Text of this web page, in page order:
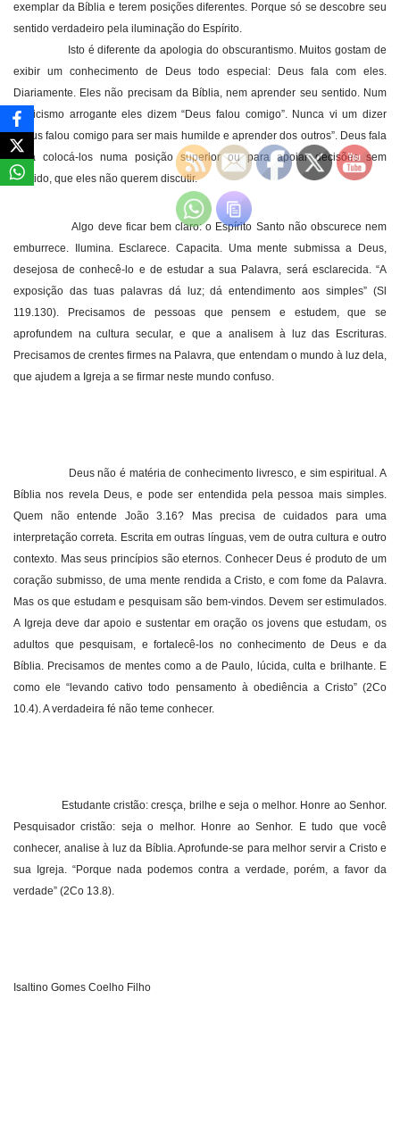
exemplar da Bíblia e terem posições diferentes. Porque só se descobre seu
sentido verdadeiro pela iluminação do Espírito.
Isto é diferente da apologia do obscurantismo. Muitos gostam de
exibir um conhecimento de Deus todo especial: Deus fala com eles.
Diariamente. Eles não precisam da Bíblia, nem aprender seu sentido. Num
misticismo arrogante eles dizem “Deus falou comigo”. Nunca vi um dizer
“Deus falou comigo para ser mais humilde e aprender dos outros”. Deus fala
para colocá-los numa posição superior ou para apoiar decisões sem
sentido, que eles não querem discutir.
Algo deve ficar bem claro: o Espírito Santo não obscurece nem
emburrece. Ilumina. Esclarece. Capacita. Uma mente submissa a Deus,
desejosa de conhecê-lo e de estudar a sua Palavra, será esclarecida. “A
exposição das tuas palavras dá luz; dá entendimento aos simples” (Sl
119.130). Precisamos de pessoas que pensem e estudem, que se
aprofundem na cultura secular, e que a analisem à luz das Escrituras.
Precisamos de crentes firmes na Palavra, que entendam o mundo à luz dela,
que ajudem a Igreja a se firmar neste mundo confuso.
Deus não é matéria de conhecimento livresco, e sim espiritual. A
Bíblia nos revela Deus, e pode ser entendida pela pessoa mais simples.
Quem não entende João 3.16? Mas precisa de cuidados para uma
interpretação correta. Escrita em outras línguas, vem de outra cultura e outro
contexto. Mas seus princípios são eternos. Conhecer Deus é produto de um
coração submisso, de uma mente rendida a Cristo, e com fome da Palavra.
Mas os que estudam e pesquisam são bem-vindos. Devem ser estimulados.
A Igreja deve dar apoio e sustentar em oração os jovens que estudam, os
adultos que pesquisam, e fortalecê-los no conhecimento de Deus e da
Bíblia. Precisamos de mentes como a de Paulo, lúcida, culta e brilhante. E
como ele “levando cativo todo pensamento à obediência a Cristo” (2Co
10.4). A verdadeira fé não teme conhecer.
Estudante cristão: cresça, brilhe e seja o melhor. Honre ao Senhor.
Pesquisador cristão: seja o melhor. Honre ao Senhor. E tudo que você
conhecer, analise à luz da Bíblia. Aprofunde-se para melhor servir a Cristo e
sua Igreja. “Porque nada podemos contra a verdade, porém, a favor da
verdade” (2Co 13.8).
Isaltino Gomes Coelho Filho